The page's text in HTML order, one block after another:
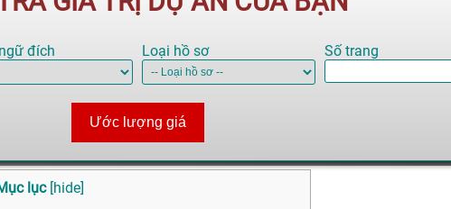
đích Loại hồ sơ Số trang
Ước lượng giá
lục [hide]